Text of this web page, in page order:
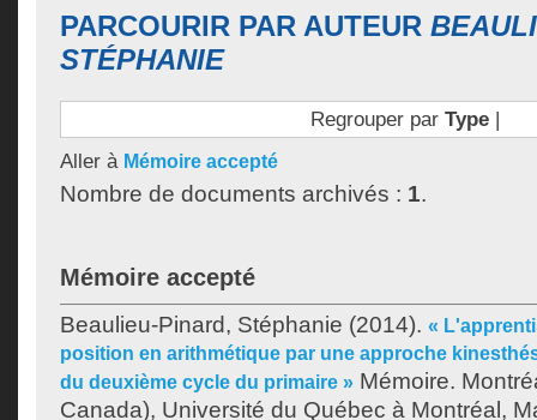
PARCOURIR PAR AUTEUR
STÉPHANIE
Regrouper par Type|
Aller à Mémoire accepté
Nombre de documents archivés : 1.
Mémoire accepté
Beaulieu-Pinard, Stéphanie (2014). «
position en arithmétique par une approche
du deuxième cycle du primaire » Mémoire.
Canada), Université du Québec à Montréal,